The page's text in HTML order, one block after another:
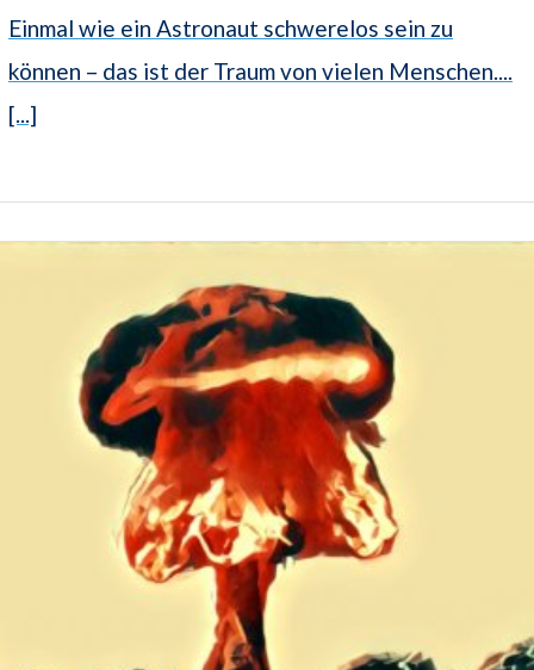
Einmal wie ein Astronaut schwerelos sein zu
können – das ist der Traum von vielen Menschen....
[...]